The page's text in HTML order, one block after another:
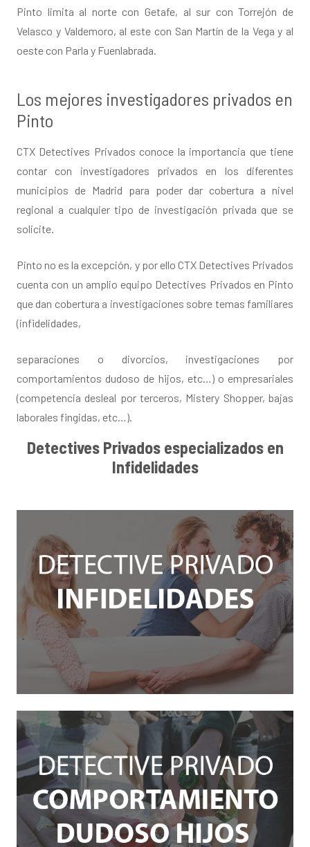
Pinto limita al norte con Getafe, al sur con Torrejón de
Velasco y Valdemoro, al este con San Martín de la Vega y al
oeste con Parla y Fuenlabrada.
Los mejores investigadores privados en
Pinto
CTX Detectives Privados conoce la importancia que tiene
contar con investigadores privados en los diferentes
municipios de Madrid para poder dar cobertura a nivel
regional a cualquier tipo de investigación privada que se
solicite.
Pinto no es la excepción, y por ello CTX Detectives Privados
cuenta con un amplio equipo Detectives Privados en Pinto
que dan cobertura a investigaciones sobre temas familiares
(infidelidades,
separaciones o divorcios, investigaciones por
comportamientos dudoso de hijos, etc…) o empresariales
(competencia desleal por terceros, Mistery Shopper, bajas
laborales fingidas, etc…).
Detectives Privados especializados en
Infidelidades